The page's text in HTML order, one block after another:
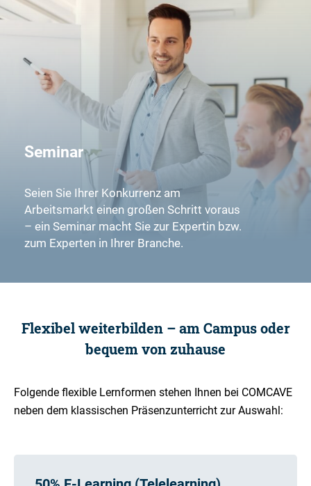
Seminar
Seien Sie Ihrer Konkurrenz am
Arbeitsmarkt einen großen Schritt voraus
– ein Seminar macht Sie zur Expertin bzw.
zum Experten in Ihrer Branche.
Flexibel weiterbilden – am Campus oder
bequem von zuhause
Folgende flexible Lernformen stehen Ihnen bei COMCAVE
neben dem klassischen Präsenzunterricht zur Auswahl: